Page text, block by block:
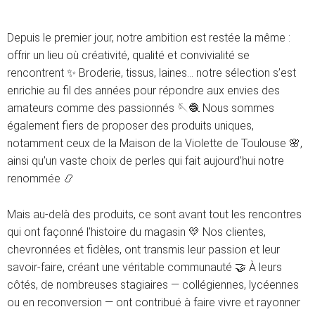
Depuis le premier jour, notre ambition est restée la même :
offrir un lieu où créativité, qualité et convivialité se
rencontrent ✨ Broderie, tissus, laines… notre sélection s’est
enrichie au fil des années pour répondre aux envies des
amateurs comme des passionnés 🪡🧶 Nous sommes
également fiers de proposer des produits uniques,
notamment ceux de la Maison de la Violette de Toulouse 🌸,
ainsi qu’un vaste choix de perles qui fait aujourd’hui notre
renommée 📿
Mais au-delà des produits, ce sont avant tout les rencontres
qui ont façonné l’histoire du magasin 💛 Nos clientes,
chevronnées et fidèles, ont transmis leur passion et leur
savoir-faire, créant une véritable communauté 🤝 À leurs
côtés, de nombreuses stagiaires — collégiennes, lycéennes
ou en reconversion — ont contribué à faire vivre et rayonner